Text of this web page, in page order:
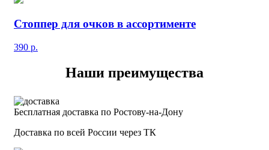
Стоппер для очков в ассортименте
390 р.
Наши преимущества
Бесплатная доставка по Ростову-на-Дону
Доставка по всей России через ТК